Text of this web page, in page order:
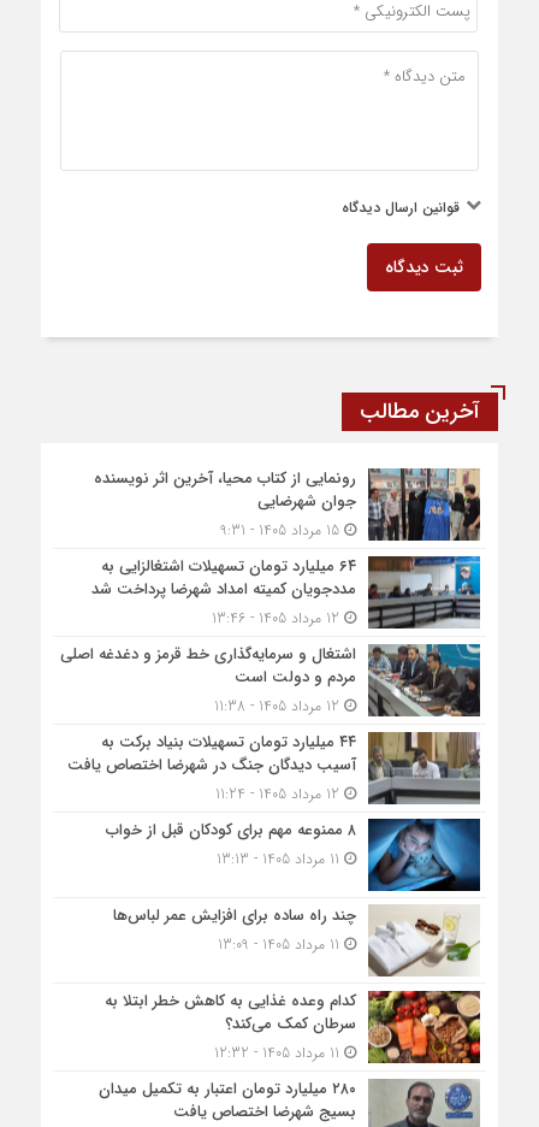
قوانین ارسال دیدگاه
ثبت دیدگاه
آخرین مطالب
رونمایی از کتاب محیا، آخرین اثر نویسنده
جوان شهرضایی
15 مرداد 1405 - 9:31
۶۴ میلیارد تومان تسهیلات اشتغالزایی به
مددجویان کمیته امداد شهرضا پرداخت شد
اشتغال و سرمایه‌گذاری خط قرمز و دغدغه اصلی
مردم و دولت است
۴۴ میلیارد تومان تسهیلات بنیاد برکت به
آسیب دیدگان جنگ در شهرضا اختصاص یافت
۸ ممنوعه مهم برای کودکان قبل از خواب
چند راه ساده برای افزایش عمر لباس‌ها
کدام وعده غذایی به کاهش خطر ابتلا به
سرطان کمک می‌کند؟
۲۸۰ میلیارد تومان اعتبار به تکمیل میدان
بسیج شهرضا اختصاص یافت